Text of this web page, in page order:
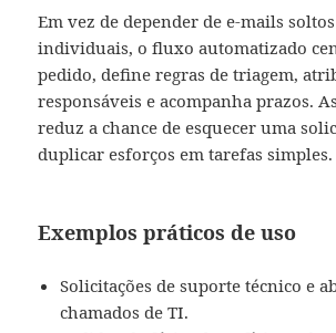
Em vez de depender de e-mails
individuais, o fluxo automatizado
pedido, define regras de triagem,
responsáveis e acompanha prazos.
reduz a chance de esquecer uma
duplicar esforços em tarefas simples.
Exemplos práticos de uso
Solicitações de suporte técnico e
chamados de TI.